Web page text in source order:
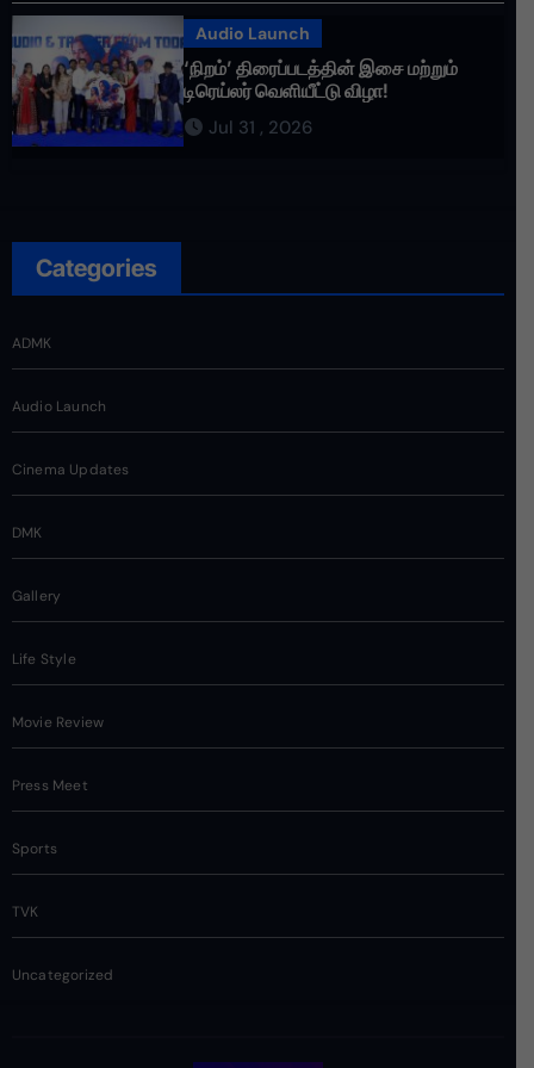
Audio Launch
‘நிறம்’ திரைப்படத்தின் இசை மற்றும்
டிரெய்லர் வெளியீட்டு விழா!
Jul 31 , 2026
Categories
ADMK
Audio Launch
Cinema Updates
DMK
Gallery
Life Style
Movie Review
Press Meet
Sports
TVK
Uncategorized